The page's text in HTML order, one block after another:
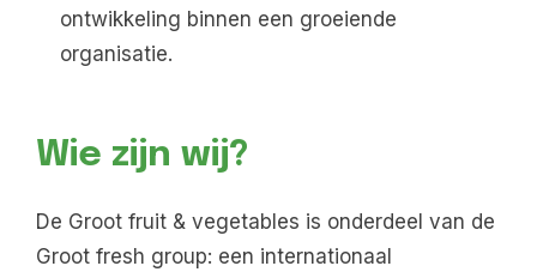
ontwikkeling binnen een groeiende
organisatie.
Wie zijn wij?
De Groot fruit & vegetables is onderdeel van de
Groot fresh group: een internationaal